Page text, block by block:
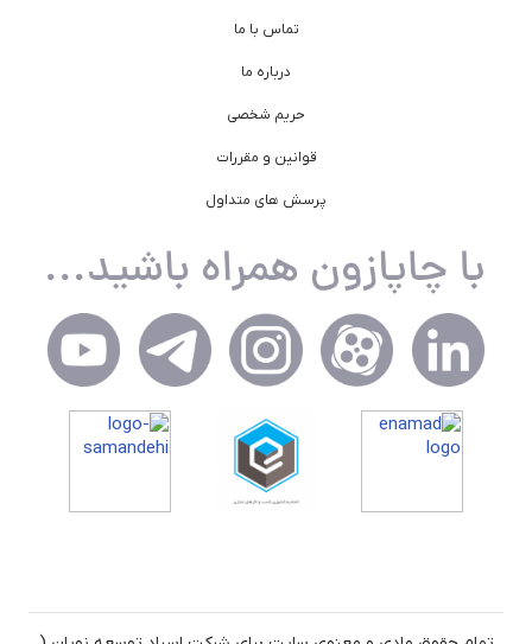
تماس با ما
درباره ما
حریم شخصی
قوانین و مقررات
پرسش های متداول